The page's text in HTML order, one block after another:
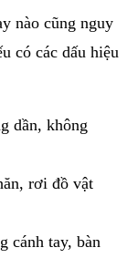
nào cũng nguy
có các dấu hiệu
dần, không
rơi đồ vật
cánh tay, bàn